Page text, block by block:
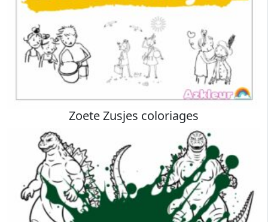
Zoete Zusjes coloriages